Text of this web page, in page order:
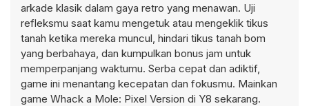
arkade klasik dalam gaya retro yang menawan. Uji
refleksmu saat kamu mengetuk atau mengeklik tikus
tanah ketika mereka muncul, hindari tikus tanah bom
yang berbahaya, dan kumpulkan bonus jam untuk
memperpanjang waktumu. Serba cepat dan adiktif,
game ini menantang kecepatan dan fokusmu. Mainkan
game Whack a Mole: Pixel Version di Y8 sekarang.